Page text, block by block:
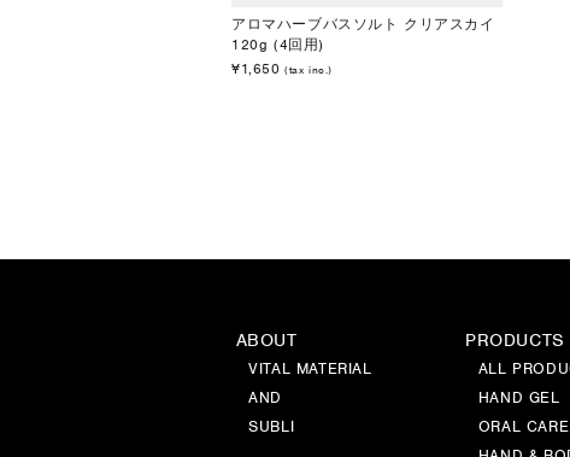
アロマハーブバスソルト クリアスカイ
120g (4回用)
¥1,650 (tax inc.)
ABOUT
VITAL MATERIAL
AND
SUBLI
PRODUCTS
ALL
HAND GEL
ORAL CARE